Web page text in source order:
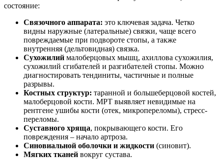
состояние:
Связочного аппарата: это ключевая задача. Четко
видны наружные (латеральные) связки, чаще всего
повреждаемые при подвороте стопы, а также
внутренняя (дельтовидная) связка.
Сухожилий малоберцовых мышц, ахиллова сухожилия,
сухожилий сгибателей и разгибателей стопы. Можно
диагностировать тендиниты, частичные и полные
разрывы.
Костных структур: таранной и большеберцовой костей,
малоберцовой кости. МРТ выявляет невидимые на
рентгене ушибы кости (отек, микропереломы), стресс-
переломы.
Суставного хряща, покрывающего кости. Его
повреждения – начало артроза.
Синовиальной оболочки и жидкости (синовит).
Мягких тканей вокруг сустава.